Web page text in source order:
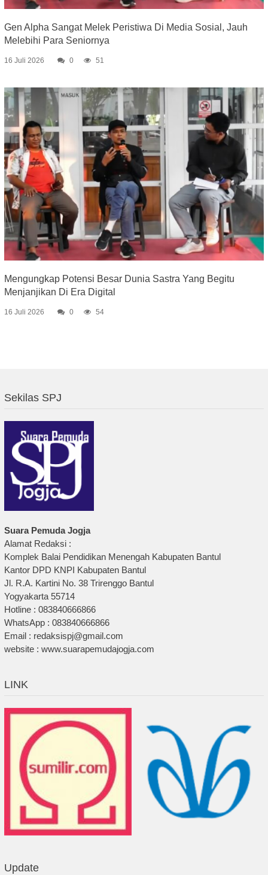
Gen Alpha Sangat Melek Peristiwa Di Media Sosial, Jauh
Melebihi Para Seniornya
16 Juli 2026 0 51
Mengungkap Potensi Besar Dunia Sastra Yang Begitu
Menjanjikan Di Era Digital
16 Juli 2026 0 54
Sekilas SPJ
Suara Pemuda Jogja
Alamat Redaksi :
Komplek Balai Pendidikan Menengah Kabupaten Bantul
Kantor DPD KNPI Kabupaten Bantul
Jl. R.A. Kartini No. 38 Trirenggo Bantul
Yogyakarta 55714
Hotline : 083840666866
WhatsApp : 083840666866
Email : redaksispj@gmail.com
website : www.suarapemudajogja.com
LINK
Update